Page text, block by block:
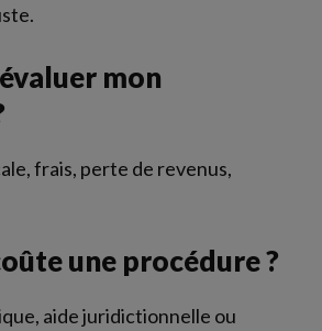
mon
frais, perte de revenus,
une procédure ?
aide juridictionnelle ou